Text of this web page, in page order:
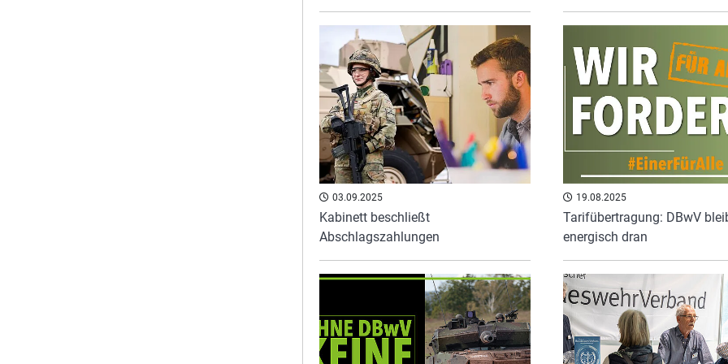
03.09.2025
Kabinett beschließt
Abschlagszahlungen
19.08.2025
Tarifübertragung: DBwV
energisch dran